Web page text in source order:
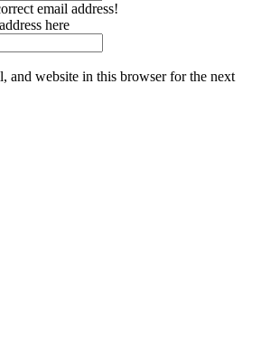
email address!
here
and website in this browser for the next